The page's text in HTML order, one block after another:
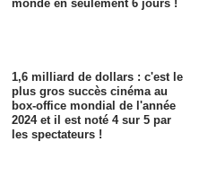
monde en seulement 6 jours !
1,6 milliard de dollars : c'est le
plus gros succès cinéma au
box-office mondial de l'année
2024 et il est noté 4 sur 5 par
les spectateurs !